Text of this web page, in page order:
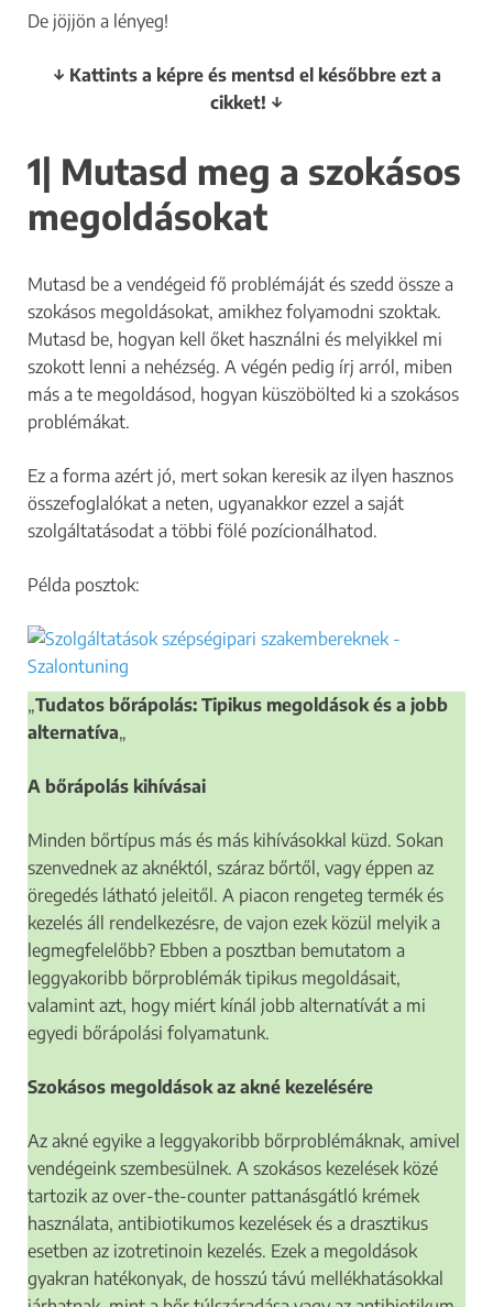
De jöjjön a lényeg!
↓ Kattints a képre és mentsd el későbbre ezt a
cikket! ↓
1| Mutasd meg a szokásos
megoldásokat
Mutasd be a vendégeid fő problémáját és szedd össze a
szokásos megoldásokat, amikhez folyamodni szoktak.
Mutasd be, hogyan kell őket használni és melyikkel mi
szokott lenni a nehézség. A végén pedig írj arról, miben
más a te megoldásod, hogyan küszöbölted ki a szokásos
problémákat.
Ez a forma azért jó, mert sokan keresik az ilyen hasznos
összefoglalókat a neten, ugyanakkor ezzel a saját
szolgáltatásodat a többi fölé pozícionálhatod.
Példa posztok:
„Tudatos bőrápolás: Tipikus megoldások és a jobb
alternatíva„
A bőrápolás kihívásai
Minden bőrtípus más és más kihívásokkal küzd. Sokan
szenvednek az aknéktól, száraz bőrtől, vagy éppen az
öregedés látható jeleitől. A piacon rengeteg termék és
kezelés áll rendelkezésre, de vajon ezek közül melyik a
legmegfelelőbb? Ebben a posztban bemutatom a
leggyakoribb bőrproblémák tipikus megoldásait,
valamint azt, hogy miért kínál jobb alternatívát a mi
egyedi bőrápolási folyamatunk.
Szokásos megoldások az akné kezelésére
Az akné egyike a leggyakoribb bőrproblémáknak, amivel
vendégeink szembesülnek. A szokásos kezelések közé
tartozik az over-the-counter pattanásgátló krémek
használata, antibiotikumos kezelések és a drasztikus
esetben az izotretinoin kezelés. Ezek a megoldások
gyakran hatékonyak, de hosszú távú mellékhatásokkal